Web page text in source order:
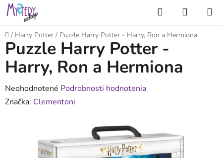
Prejsť
na
obsah
Hľadať
KOŠÍK
Domov
/ Harry Potter / Puzzle Harry Potter - Harry, Ron a Hermiona
Puzzle Harry Potter -
Harry, Ron a Hermiona
Priemerné
hodnotenie
Neohodnotené Podrobnosti hodnotenia
Značka: Clementoni